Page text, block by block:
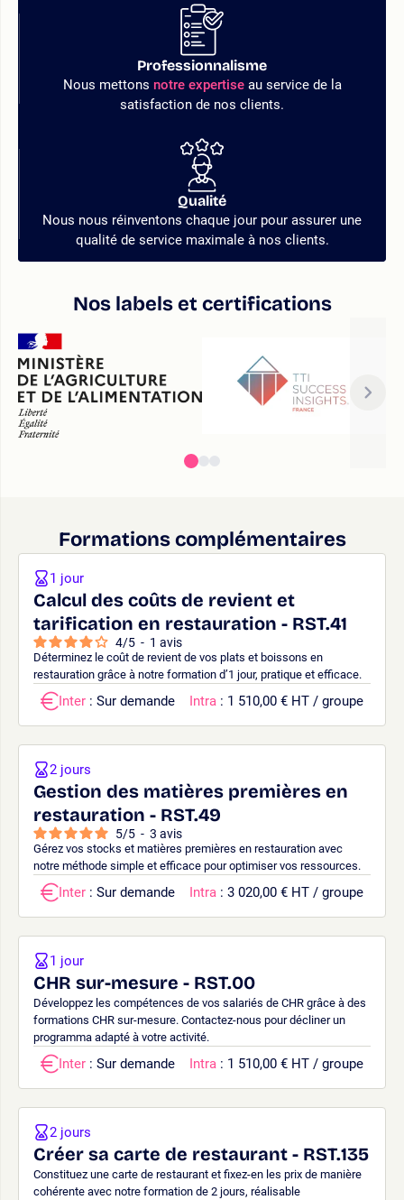
Professionnalisme
Nous mettons notre expertiseau service de la
satisfaction de nos clients.
Qualité
Nous nous réinventons chaque jour pour assurer une
qualité de service maximale à nos clients.
Nos labels et certifications
Formations complémentaires
Calcul des coûts de revient et
tarification en restauration - RST.41
4/5 - 1 avis
Déterminez le coût de revient de vos plats et boissons en
restauration grâce à notre formation d’1 jour, pratique et efficace.
1 jour
Inter : Sur demande Intra : 1 510,00 € HT / groupe
Gestion des matières premières en
restauration - RST.49
5/5 - 3 avis
Gérez vos stocks et matières premières en restauration avec
notre méthode simple et efficace pour optimiser vos ressources.
2 jours
Inter : Sur demande Intra : 3 020,00 € HT / groupe
CHR sur-mesure - RST.00
Développez les compétences de vos salariés de CHR grâce à des
formations CHR sur-mesure. Contactez-nous pour décliner un
programma adapté à votre activité.
1 jour
Inter : Sur demande Intra : 1 510,00 € HT / groupe
Créer sa carte de restaurant - RST.135
Constituez une carte de restaurant et fixez-en les prix de manière
cohérente avec notre formation de 2 jours, réalisable
2 jours